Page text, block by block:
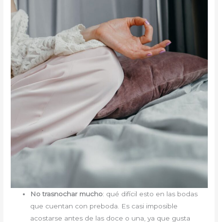
No trasnochar mucho: qué difícil esto en las bodas
que cuentan con preboda. Es casi imposible
acostarse antes de las doce o una, ya que gusta